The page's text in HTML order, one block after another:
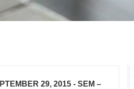
29, 2015 - SEM –